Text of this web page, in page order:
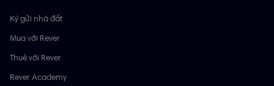
Ký gửi nhà đất
Mua với Rever
Thuê với Rever
Rever Academy